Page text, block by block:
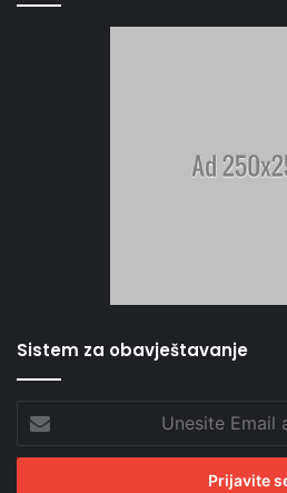
Sistem za obavještavanje
Email
adresu